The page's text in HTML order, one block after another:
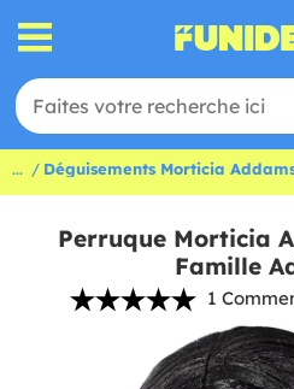
... Déguisements Morticia
Perruque Morticia
Famille
1